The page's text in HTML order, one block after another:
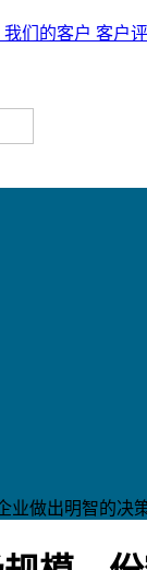
我们的客户 客户
业做出明智的决